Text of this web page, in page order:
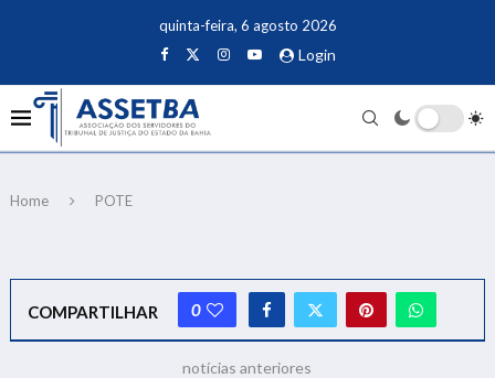
quinta-feira, 6 agosto 2026
Login
Home POTE
COMPARTILHAR 0
notícias anteriores